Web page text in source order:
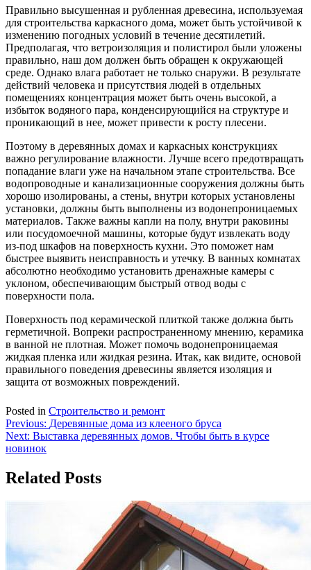
Правильно высушенная и рубленная древесина, используемая
для строительства каркасного дома, может быть устойчивой к
изменению погодных условий в течение десятилетий.
Предполагая, что ветроизоляция и полистирол были уложены
правильно, наш дом должен быть обращен к окружающей
среде. Однако влага работает не только снаружи. В результате
действий человека и присутствия людей в отдельных
помещениях концентрация может быть очень высокой, а
избыток водяного пара, конденсирующийся на структуре и
проникающий в нее, может привести к росту плесени.
Поэтому в деревянных домах и каркасных конструкциях
важно регулирование влажности. Лучше всего предотвращать
попадание влаги уже на начальном этапе строительства. Все
водопроводные и канализационные сооружения должны быть
хорошо изолированы, а стены, внутри которых установлены
установки, должны быть выполнены из водонепроницаемых
материалов. Также важны капли на полу, внутри раковины
или посудомоечной машины, которые будут извлекать воду
из-под шкафов на поверхность кухни. Это поможет нам
быстрее выявить неисправность и утечку. В ванных комнатах
абсолютно необходимо установить дренажные камеры с
уклоном, обеспечивающим быстрый отвод воды с
поверхности пола.
Поверхность под керамической плиткой также должна быть
герметичной. Вопреки распространенному мнению, керамика
в ванной не плотная. Может помочь водонепроницаемая
жидкая пленка или жидкая резина. Итак, как видите, основой
правильного поведения древесины является изоляция и
защита от возможных повреждений.
Posted in Строительство и ремонт
Навигация
по
Previous: Деревянные дома из клееного бруса
Next: Выставка деревянных домов. Чтобы быть в курсе
новинок
Related Posts